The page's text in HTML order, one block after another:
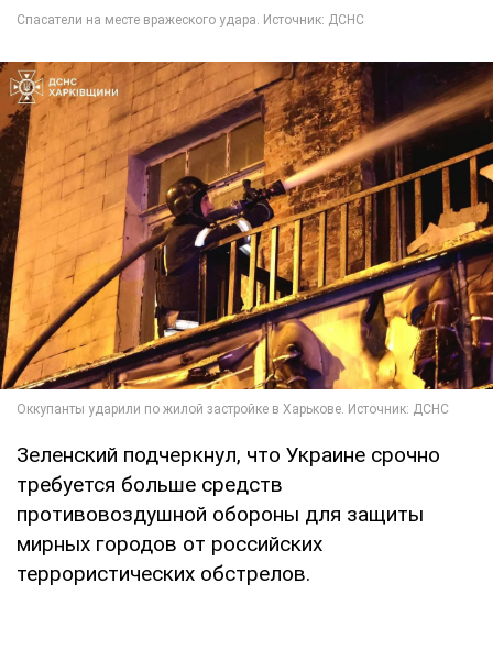
Зеленский подчеркнул, что Украине срочно
требуется больше средств
противовоздушной обороны для защиты
мирных городов от российских
террористических обстрелов.